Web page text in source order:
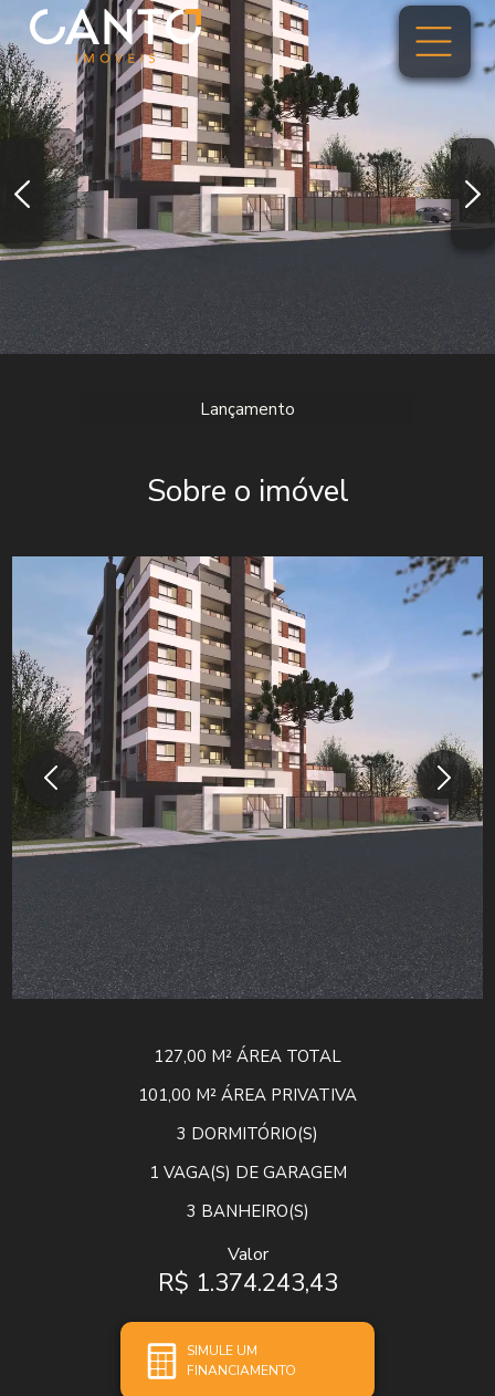
Lançamento
Sobre o imóvel
127,00 M² ÁREA TOTAL
101,00 M² ÁREA PRIVATIVA
3 DORMITÓRIO(S)
1 VAGA(S) DE GARAGEM
3 BANHEIRO(S)
Valor
R$ 1.374.243,43
SIMULE UM
FINANCIAMENTO